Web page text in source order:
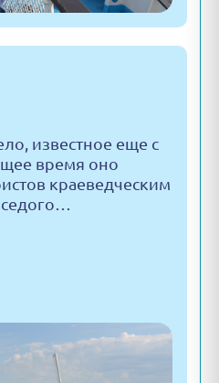
известное еще с
время оно
краеведческим